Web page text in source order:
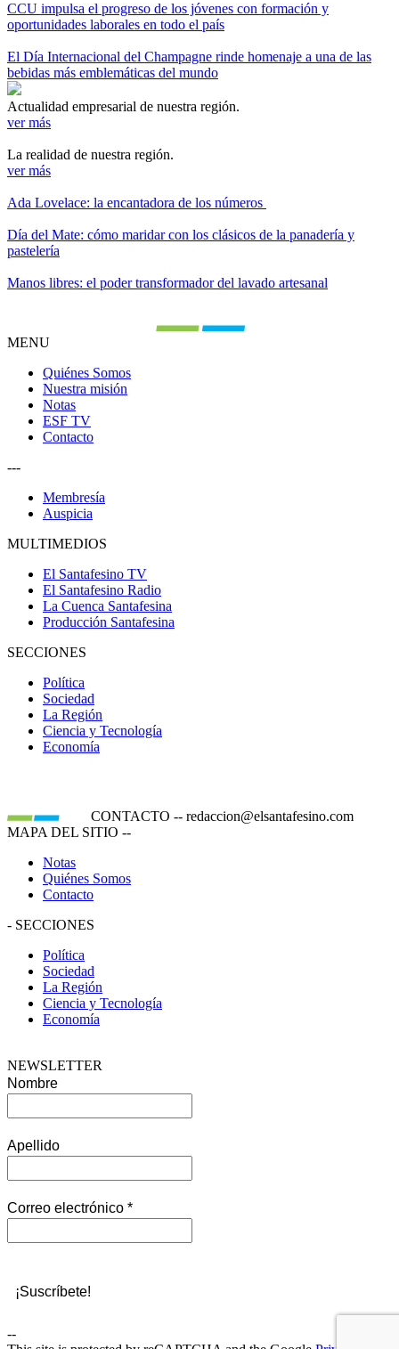
CCU impulsa el progreso de los jóvenes con formación y
oportunidades laborales en todo el país
El Día Internacional del Champagne rinde homenaje a una de las
bebidas más emblemáticas del mundo
Actualidad empresarial de nuestra región.
ver más
La realidad de nuestra región.
ver más
Ada Lovelace: la encantadora de los números
Día del Mate: cómo maridar con los clásicos de la panadería y
pastelería
Manos libres: el poder transformador del lavado artesanal
MENU
Quiénes Somos
Nuestra misión
Notas
ESF TV
Contacto
---
Membresía
Auspicia
MULTIMEDIOS
El Santafesino TV
El Santafesino Radio
La Cuenca Santafesina
Producción Santafesina
SECCIONES
Política
Sociedad
La Región
Ciencia y Tecnología
Economía
CONTACTO -- redaccion@elsantafesino.com
MAPA DEL SITIO --
Notas
Quiénes Somos
Contacto
- SECCIONES
Política
Sociedad
La Región
Ciencia y Tecnología
Economía
NEWSLETTER
Nombre
Apellido
Correo electrónico *
--